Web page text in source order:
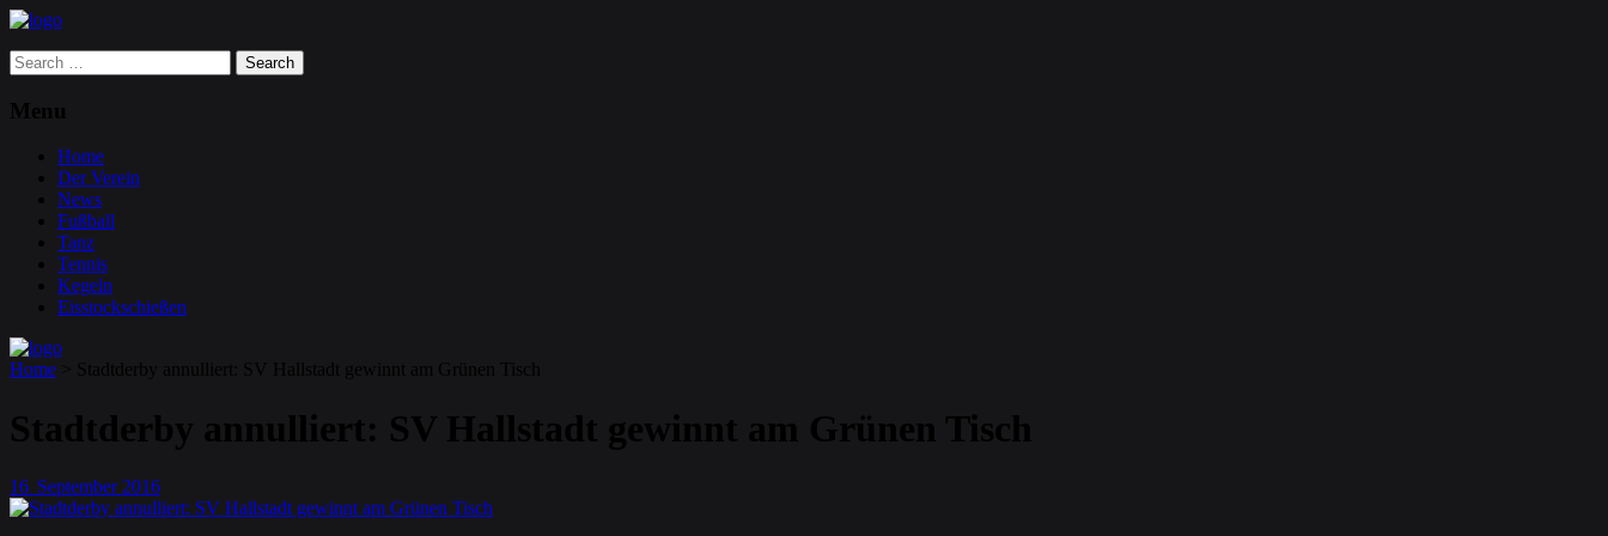
Search
for:
Menu
Home
Der Verein
News
Fußball
Tanz
Tennis
Kegeln
Eisstockschießen
Home Stadtderby annulliert: SV Hallstadt gewinnt am Grünen Tisch
Stadtderby annulliert: SV Hallstadt gewinnt am Grünen Tisch
16. September 2016